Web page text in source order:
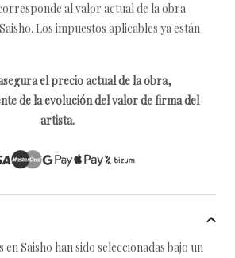
al valor actual de la obra
Los impuestos aplicables ya están
el precio actual de la obra,
de la evolución del valor de firma del
artista.
Saisho han sido seleccionadas bajo un